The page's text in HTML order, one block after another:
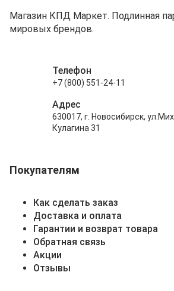
Магазин КПД Маркет. Подлинная
мировых брендов.
Покупателям
Как сделать заказ
Доставка и оплата
Гарантии и возврат товара
Обратная связь
Акции
Отзывы
Телефон
+7 (800) 551-24-11
Адрес
630017, г. Новосибирск,
Кулагина 31